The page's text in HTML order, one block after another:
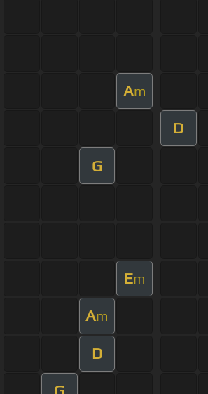
Am
D
G
Em
Am
D